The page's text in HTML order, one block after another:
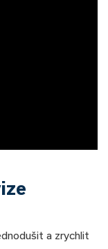
a zrychlit